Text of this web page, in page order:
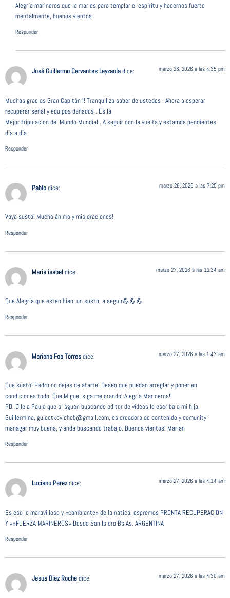
Alegría marineros que la mar es para templar el espíritu y hacernos fuerte
mentalmente, buenos vientos
Responder
José Guillermo Cervantes Leyzaoladice: marzo 26, 2026 a las 4:35 pm
Muchas gracias Gran Capitán !! Tranquiliza saber de ustedes . Ahora a esperar
recuperar señal y equipos dañados . Es la
Mejor tripulación del Mundo Mundial . A seguir con la vuelta y estamos pendientes
día a día
Responder
Pablodice: marzo 26, 2026 a las 7:25 pm
Vaya susto! Mucho ánimo y mis oraciones!
Responder
Maria isabeldice: marzo 27, 2026 a las 12:34 am
Que Alegria que esten bien, un susto, a seguir💪💪💪
Responder
Mariana Foa Torresdice: marzo 27, 2026 a las 1:47 am
Que susto! Pedro no dejes de atarte! Deseo que puedan arreglar y poner en
condiciones todo, Que Miguel siga mejorando! Alegría Marineros!!
PD. Dile a Paula que si sguen buscando editor de videos le escriba a mi hija,
Guillermina, guicetkovichcb@gmail.com, es creadora de contenido y comunity
manager muy buena, y anda buscando trabajo. Buenos vientos! Marian
Responder
Luciano Perezdice: marzo 27, 2026 a las 4:14 am
Es eso lo maravilloso y «cambiante» de la natica, espremos PRONTA RECUPERACION
Y «»FUERZA MARINEROS» Desde San Isidro Bs.As. ARGENTINA
Responder
Jesus Diez Rochedice: marzo 27, 2026 a las 4:30 am